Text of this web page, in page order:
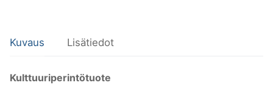
Kuvaus Lisätiedot
Kulttuuriperintötuote